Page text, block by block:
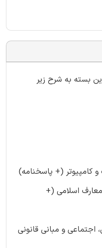
بسته به شرح زیر
معارف اسلامی (+
اجتماعی و مبانی قانونی